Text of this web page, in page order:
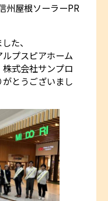
州屋根ソーラーPR
た、
プスピアホーム
式会社サンプロ
とうございまし